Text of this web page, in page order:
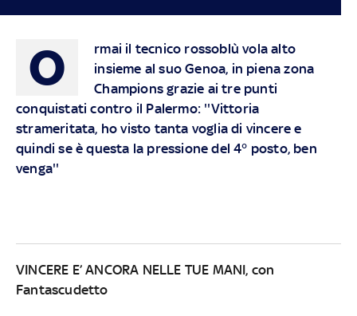
O
rmai il tecnico rossoblù vola alto
insieme al suo Genoa, in piena zona
Champions grazie ai tre punti
conquistati contro il Palermo: ''Vittoria
strameritata, ho visto tanta voglia di vincere e
quindi se è questa la pressione del 4° posto, ben
venga''
VINCERE E’ ANCORA NELLE TUE MANI, con
Fantascudetto